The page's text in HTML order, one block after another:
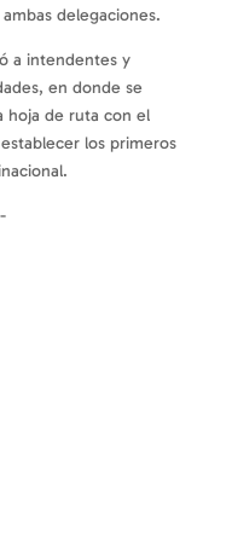
delegaciones.
a intendentes y
en donde se
hoja de ruta con el
los primeros